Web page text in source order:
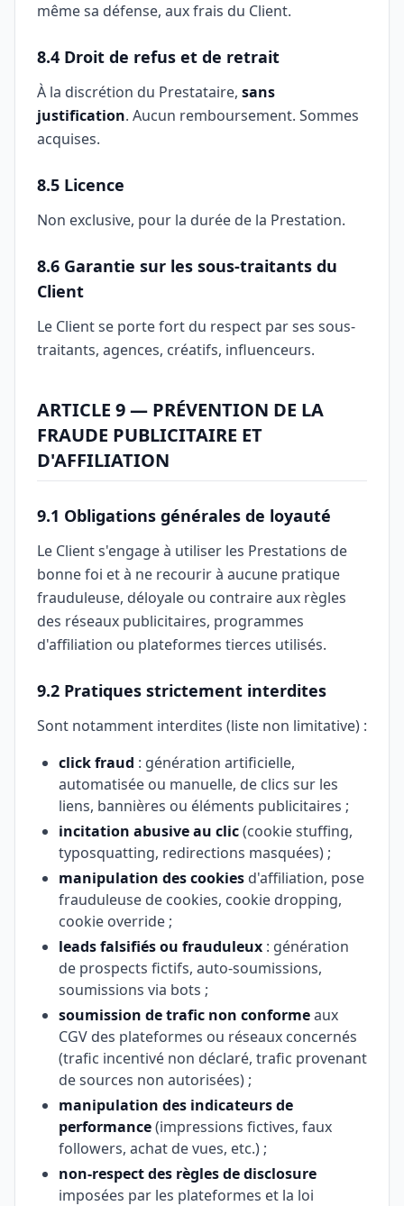
même sa défense, aux frais du Client.
8.4 Droit de refus et de retrait
À la discrétion du Prestataire, sans
justification. Aucun remboursement. Sommes
acquises.
8.5 Licence
Non exclusive, pour la durée de la Prestation.
8.6 Garantie sur les sous-traitants du
Client
Le Client se porte fort du respect par ses sous-
traitants, agences, créatifs, influenceurs.
ARTICLE 9 — PRÉVENTION DE LA
FRAUDE PUBLICITAIRE ET
D'AFFILIATION
9.1 Obligations générales de loyauté
Le Client s'engage à utiliser les Prestations de
bonne foi et à ne recourir à aucune pratique
frauduleuse, déloyale ou contraire aux règles
des réseaux publicitaires, programmes
d'affiliation ou plateformes tierces utilisés.
9.2 Pratiques strictement interdites
Sont notamment interdites (liste non limitative) :
click fraud : génération artificielle,
automatisée ou manuelle, de clics sur les
liens, bannières ou éléments publicitaires ;
incitation abusive au clic(cookie stuffing,
typosquatting, redirections masquées) ;
manipulation des cookies d'affiliation, pose
frauduleuse de cookies, cookie dropping,
cookie override ;
leads falsifiés ou frauduleux : génération
de prospects fictifs, auto-soumissions,
soumissions via bots ;
soumission de trafic non conformeaux
CGV des plateformes ou réseaux concernés
(trafic incentivé non déclaré, trafic provenant
de sources non autorisées) ;
manipulation des indicateurs de
performance(impressions fictives, faux
followers, achat de vues, etc.) ;
non-respect des règles de disclosure
imposées par les plateformes et la loi